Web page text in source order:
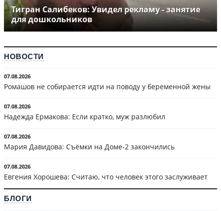
Тигран Салибеков: Увидел рекламу - занятие
для дошкольников
НОВОСТИ
07.08.2026
Ромашов не собирается идти на поводу у беременной жены
07.08.2026
Надежда Ермакова: Если кратко, муж разлюбил
07.08.2026
Мария Давидова: Съёмки на Доме-2 закончились
07.08.2026
Евгения Хорошева: Считаю, что человек этого заслуживает
БЛОГИ